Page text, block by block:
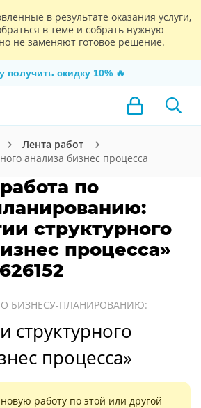
в результате оказания услуги,
в теме и собрать нужную
не заменяют готовое решение.
получить скидку 10% 🔥
Лента работ
анализа бизнес процесса
по
структурного
процесса»
БИЗНЕСУ-ПЛАНИРОВАНИЮ:
структурного
процесса»
работу по этой или другой